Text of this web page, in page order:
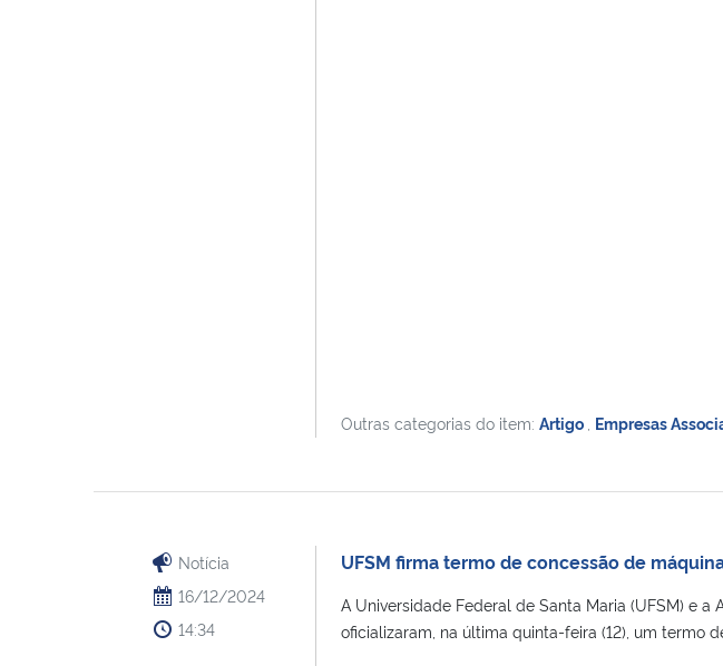
Outras categorias do item: Artigo Empresas
Notícia
16/12/2024
14:34
UFSM firma termo de concessão de
A Universidade Federal de Santa Maria (UFSM) e a
oficializaram, na última quinta-feira (12), um termo